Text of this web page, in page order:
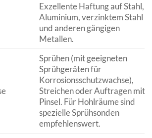
Exzellente Haftung auf Stahl,
Aluminium, verzinktem Stahl
und anderen gängigen
Metallen.
Sprühen (mit geeigneten
Sprühgeräten für
Korrosionsschutzwachse),
Streichen oder Auftragen mit
Pinsel. Für Hohlräume sind
spezielle Sprühsonden
empfehlenswert.